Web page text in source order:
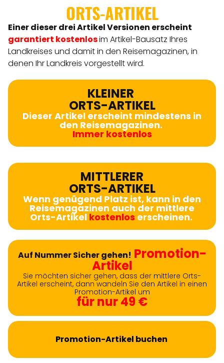
ORTS-ARTIKEL
Einer dieser drei Artikel Versionen erscheint
garantiert kostenlosim Artikel-Bausatz Ihres
Landkreises und damit in den Reisemagazinen, in
denen Ihr Landkreis vorgestellt wird.
KLEINER
ORTS-ARTIKEL
Dieser Artikel erscheint mindestens in
den Reisemagazinen.
Immer kostenlos
MITTLERER
ORTS-ARTIKEL
Wenn genügend Platz ist, kann in den
Reisemagazinen auch der mittlere
Orts-Artikel kostenlos erscheinen.
Auf Nummer Sicher gehen! Promotion-
Artikel
Sie möchten sicher gehen, dass der mittlere Orts-
Artikel erscheint, dann wandeln Sie den Artikel in einen
Promotion-Artikel um
für nur 49 €
Promotion-Artikel buchen